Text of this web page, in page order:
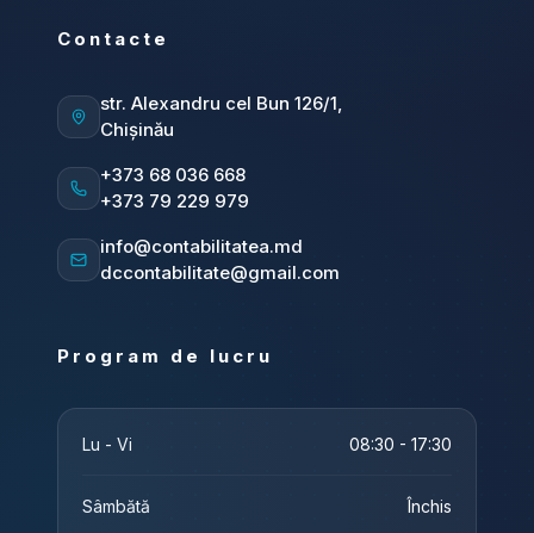
Contacte
str. Alexandru cel Bun 126/1,
Chișinău
+373 68 036 668
+373 79 229 979
info@contabilitatea.md
dccontabilitate@gmail.com
Program de lucru
Lu - Vi 08:30 - 17:30
Sâmbătă Închis